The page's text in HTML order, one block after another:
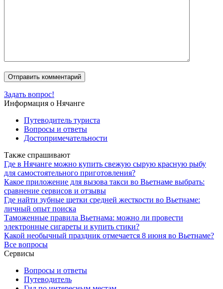
Задать вопрос!
Информация о Нячанге
Путеводитель туриста
Вопросы и ответы
Достопримечательности
Также спрашивают
Где в Нячанге можно купить свежую сырую красную рыбу
для самостоятельного приготовления?
Какое приложение для вызова такси во Вьетнаме выбрать:
сравнение сервисов и отзывы
Где найти зубные щетки средней жесткости во Вьетнаме:
личный опыт поиска
Таможенные правила Вьетнама: можно ли провести
электронные сигареты и купить стики?
Какой необычный праздник отмечается 8 июня во Вьетнаме?
Все вопросы
Сервисы
Вопросы и ответы
Путеводитель